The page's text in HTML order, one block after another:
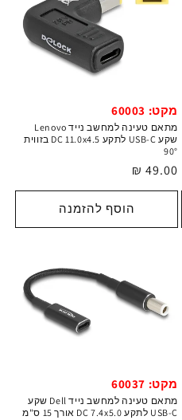
מקט: 60003
מתאם טעינה למחשב נייד Lenovo
שקע USB-C לתקע DC 11.0x4.5 בזווית
90°
מחיר
רגיל
49.00 ₪
הוסף להזמנה
מקט: 60037
מתאם טעינה למחשב נייד Dell שקע
USB-C לתקע DC 7.4x5.0 אורך 15 ס"מ